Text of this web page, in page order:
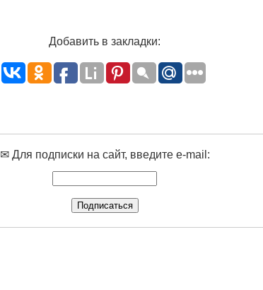
Добавить в закладки:
✉ Для подписки на сайт, введите e-mail: